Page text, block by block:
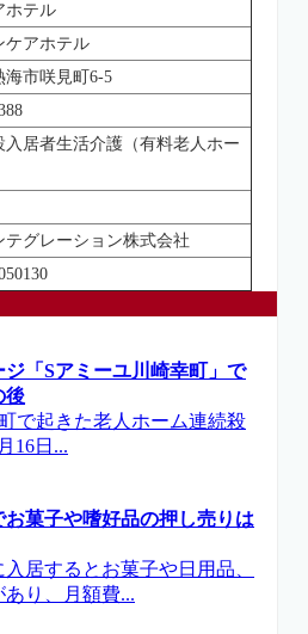
ホテル
ケアホテル
海市咲見町6-5
入居者生活介護（有料老人ホー
テグレーション株式会社
「Sアミーユ川崎幸町」で
後
で起きた老人ホーム連続殺
16日...
菓子や嗜好品の押し売りは
居するとお菓子や日用品、
り、月額費...